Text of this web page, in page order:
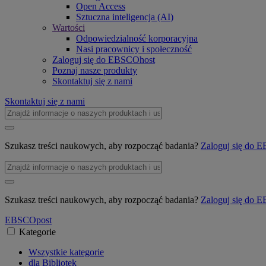
Open Access
Sztuczna inteligencja (AI)
Wartości
Odpowiedzialność korporacyjna
Nasi pracownicy i społeczność
Zaloguj się do EBSCOhost
Poznaj nasze produkty
Skontaktuj się z nami
Skontaktuj się z nami
Szukasz treści naukowych, aby rozpocząć badania? Zaloguj się do
Szukasz treści naukowych, aby rozpocząć badania? Zaloguj się do
EBSCOpost
Kategorie
Wszystkie kategorie
dla Bibliotek